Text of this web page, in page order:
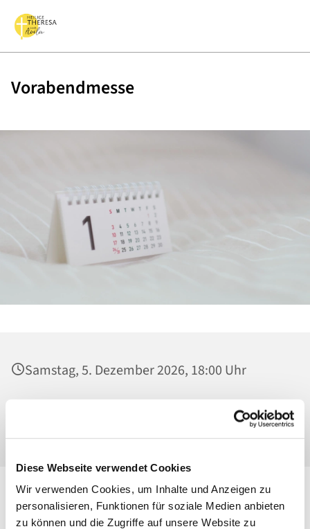
Diese Webseite verwendet Cookies
Wir verwenden Cookies, um Inhalte und Anzeigen zu
personalisieren, Funktionen für soziale Medien anbieten
zu können und die Zugriffe auf unsere Website zu
Vorabendmesse
Samstag, 5. Dezember 2026, 18:00 Uhr
St. Josef - Berlin-Weißensee, Pfarrkirche,